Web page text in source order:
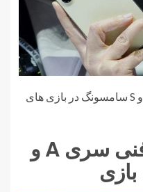
قیاس کارکرد گوشی های سری A و S سامسونگ در بازی های
قیاس مشخصات فنی سری A و